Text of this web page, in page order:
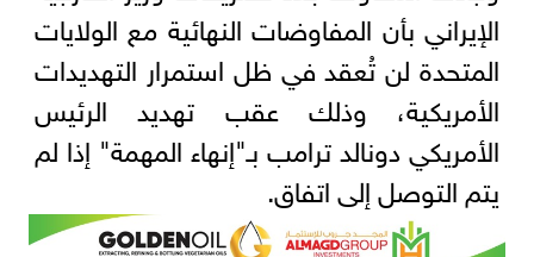
الإيراني بأن المفاوضات النهائية مع الولايات
المتحدة لن تُعقد في ظل استمرار التهديدات
الأمريكية، وذلك عقب تهديد الرئيس
الأمريكي دونالد ترامب بـ"إنهاء المهمة" إذا لم
يتم التوصل إلى اتفاق.